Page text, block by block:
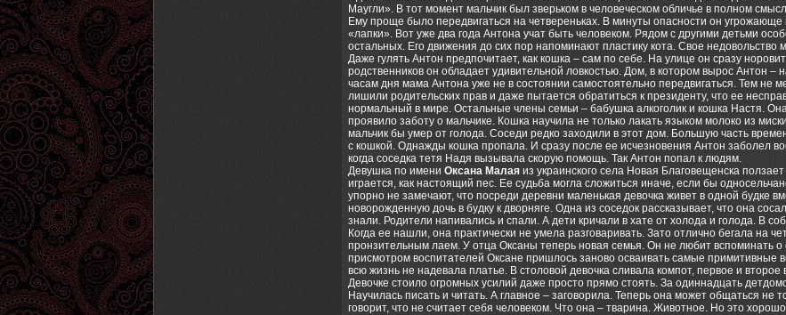
Маугли». В тот момент мальчик был зверьком в человеческом обличье в полном
Ему проще было передвигаться на четвереньках. В минуты опасности он
«лапки». Вот уже два года Антона учат быть человеком. Рядом с другими детьми
остальных. Его движения до сих пор напоминают пластику кота. Свое недовольство
Даже гулять Антон предпочитает, как кошка – сам по себе. На улице он сразу
родственников он обладает удивительной ловкостью. Дом, в котором вырос Антон
часам дня мама Антона уже не в состоянии самостоятельно передвигаться. Тем не
лишили родительских прав и даже пытается обратиться к президенту, что ее
нормальный в мире. Остальные члены семьи – бабушка алкоголик и кошка Настя.
проявило заботу о мальчике. Кошка научила не только лакать языком молоко из
мальчик бы умер от голода. Соседи редко заходили в этот дом. Большую часть
с кошкой. Однажды кошка пропала. И сразу после ее исчезновения Антон заболел
когда соседка тетя Надя вызывала скорую помощь. Так Антон попал к людям.
Девушка по имени Оксана Малая из украинского села Новая Благовещенска
играется, как настоящий пес. Ее судьба могла сложиться иначе, если бы
упорно не замечают, что посреди деревни маленькая девочка живет в одной будке
новорожденную дочь в будку к дворняге. Одна из соседок рассказывает, что она
знали. Родители напивались и спали. А дети кричали в хате от холода и голода. В
Когда ее нашли, она практически не умела разговаривать. Зато отлично бегала на
пронзительным лаем. У отца Оксаны теперь новая семья. Он не любит вспоминать
присмотром воспитателей Оксане пришлось заново осваивать самые примитивные
всю жизнь не надевала платье. В столовой девочка сливала компот, первое и
Девочке стоило огромных усилий даже просто прямо стоять. За одиннадцать
Научилась писать и читать. А главное – заговорила. Теперь она может общаться не
говорит, что не считает себя человеком. Что она – тварина. Животное. Но это